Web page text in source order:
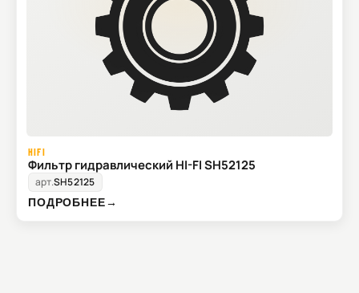
HIFI
Фильтр гидравлический HI-FI SH52125
арт.SH52125
ПОДРОБНЕЕ→